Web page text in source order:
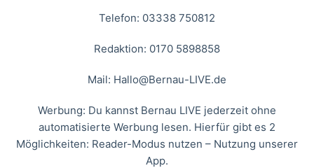
Telefon: 03338 750812
Redaktion: 0170 5898858
Mail: Hallo@Bernau-LIVE.de
Werbung: Du kannst Bernau LIVE jederzeit ohne
automatisierte Werbung lesen. Hierfür gibt es 2
Möglichkeiten: Reader-Modus nutzen – Nutzung unserer
App.